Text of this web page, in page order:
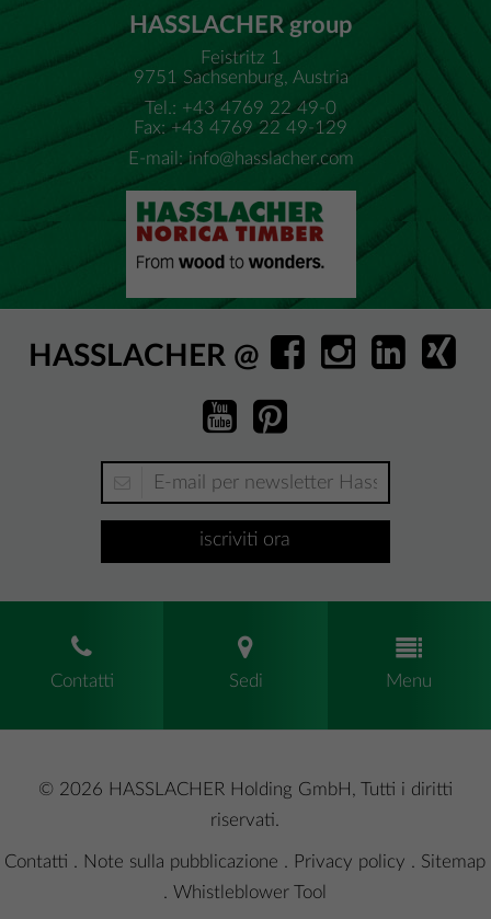
HASSLACHER group
Feistritz 1
9751 Sachsenburg, Austria
Tel.: +43 4769 22 49-0
Fax: +43 4769 22 49-129
E-mail: info@hasslacher.com
HASSLACHER @
iscriviti ora
Contatti Sedi Menu
© 2026 HASSLACHER Holding GmbH, Tutti i diritti
riservati.
Contatti Note sulla pubblicazione Privacy policy
Sitemap
.Whistleblower Tool